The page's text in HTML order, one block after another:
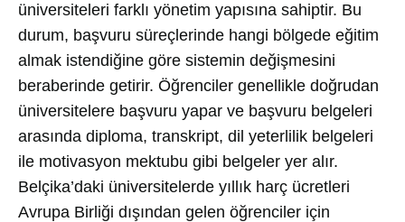
üniversiteleri farklı yönetim yapısına sahiptir. Bu
durum, başvuru süreçlerinde hangi bölgede eğitim
almak istendiğine göre sistemin değişmesini
beraberinde getirir. Öğrenciler genellikle doğrudan
üniversitelere başvuru yapar ve başvuru belgeleri
arasında diploma, transkript, dil yeterlilik belgeleri
ile motivasyon mektubu gibi belgeler yer alır.
Belçika’daki üniversitelerde yıllık harç ücretleri
Avrupa Birliği dışından gelen öğrenciler için